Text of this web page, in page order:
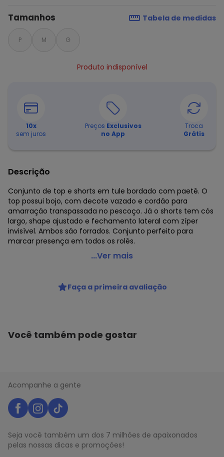
Tamanhos Tabela de medidas
P M G
Produto indisponível
10x
sem juros
Preços Exclusivos
no App
Troca
Grátis
Descrição
Conjunto de top e shorts em tule bordado com paetê. O
top possui bojo, com decote vazado e cordão para
amarração transpassada no pescoço. Já o shorts tem cós
largo, shape ajustado e fechamento lateral com zíper
invisível. Ambos são forrados. Conjunto perfeito para
marcar presença em todos os rolês.
Susie Modas - Conjunto Top e Shorts Paetê Feminino
Código do produto: 22720062
...Ver mais
Faça a primeira avaliação
Você também pode gostar
Acompanhe a gente
Seja você também um dos 7 milhões de apaixonados
pelas nossas dicas e promoções!